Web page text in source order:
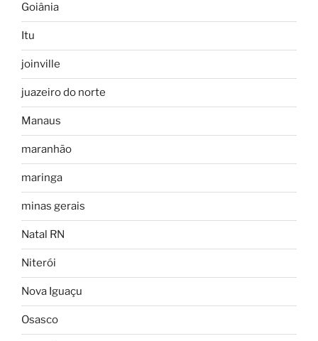
Goiânia
Itu
joinville
juazeiro do norte
Manaus
maranhão
maringa
minas gerais
Natal RN
Niterói
Nova Iguaçu
Osasco